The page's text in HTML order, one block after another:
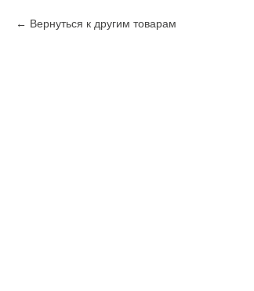
Вернуться к другим товарам